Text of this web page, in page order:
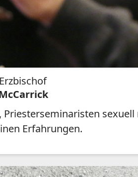
Erfahrungen.